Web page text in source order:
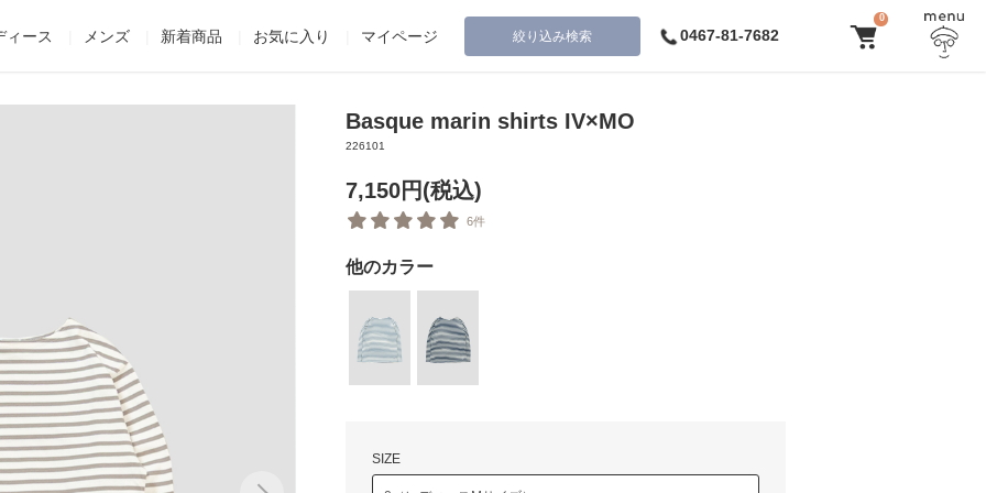
ィース メンズ 新着商品 お気に入り マイページ 絞り込み検索 0467-81-7682
0
Basque marin shirts IV×MO
226101
7,150円(税込)
6件
他のカラー
SIZE